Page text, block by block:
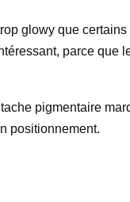
glowy que
parce que
pigmentaire
positionnement.